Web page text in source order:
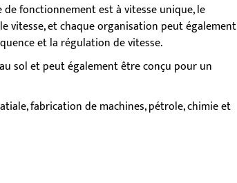
fonctionnement est à vitesse unique, le
vitesse, et chaque organisation peut également
et la régulation de vitesse.
sol et peut également être conçu pour un
fabrication de machines, pétrole, chimie et